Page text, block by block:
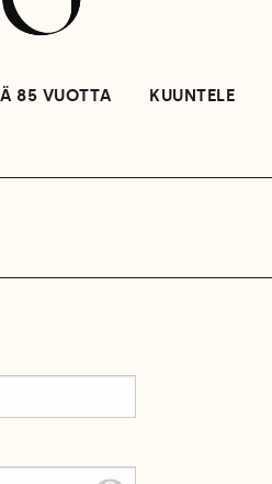
85 VUOTTA KUUNTELE